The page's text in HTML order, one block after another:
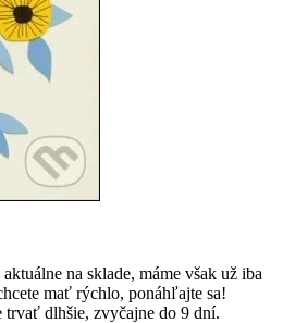
na sklade, máme však už iba
mať rýchlo, ponáhľajte sa!
trvať dlhšie, zvyčajne do 9 dní.